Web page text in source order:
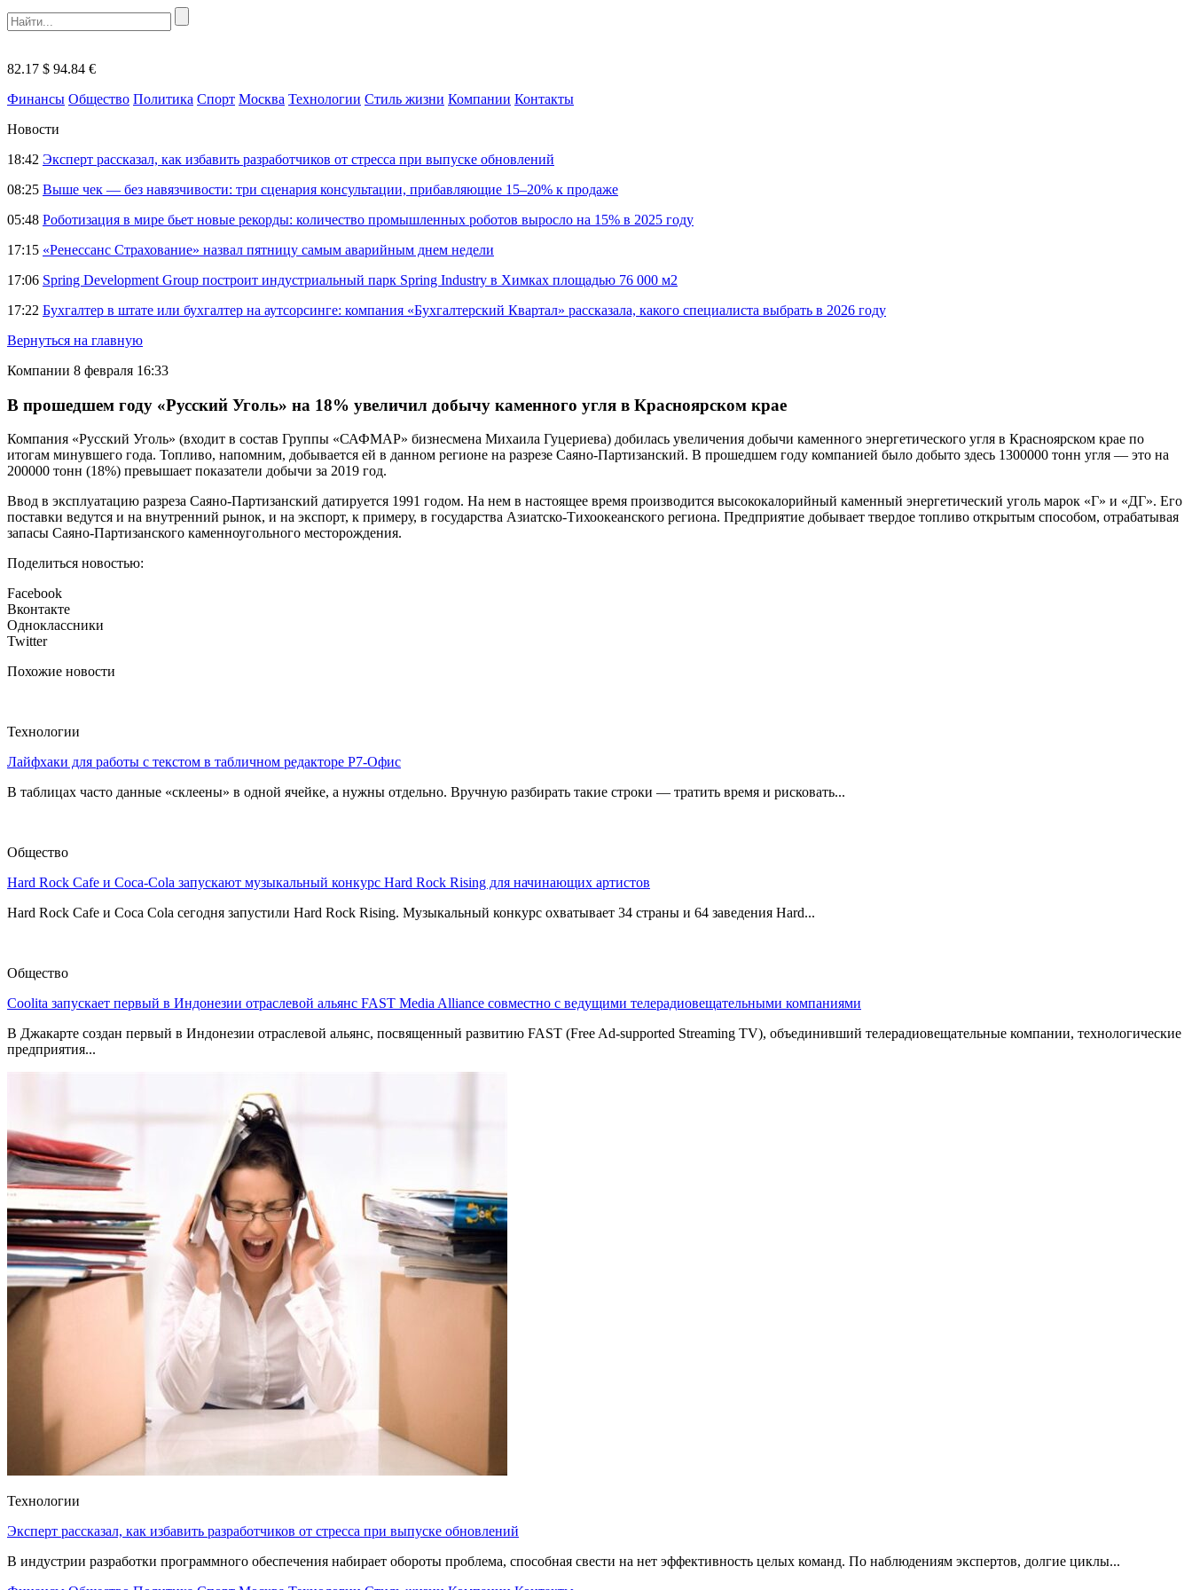
82.17 $ 94.84 €
Финансы Общество Политика Спорт Москва Технологии Стиль жизни Компании Контакты
Новости
18:42 Эксперт рассказал, как избавить разработчиков от стресса при выпуске обновлений
08:25 Выше чек — без навязчивости: три сценария консультации, прибавляющие 15–20% к продаже
05:48 Роботизация в мире бьет новые рекорды: количество промышленных роботов выросло на 15% в 2025 году
17:15 «Ренессанс Страхование» назвал пятницу самым аварийным днем недели
17:06 Spring Development Group построит индустриальный парк Spring Industry в Химках площадью 76 000 м2
17:22 Бухгалтер в штате или бухгалтер на аутсорсинге: компания «Бухгалтерский Квартал» рассказала, какого специалиста выбрать в 2026 году
Вернуться на главную
Компании 8 февраля 16:33
В прошедшем году «Русский Уголь» на 18% увеличил добычу каменного угля в Красноярском крае
Компания «Русский Уголь» (входит в состав Группы «САФМАР» бизнесмена Михаила Гуцериева) добилась увеличения добычи каменного энергетического угля в Красноярском крае по
итогам минувшего года. Топливо, напомним, добывается ей в данном регионе на разрезе Саяно-Партизанский. В прошедшем году компанией было добыто здесь 1300000 тонн угля — это на
200000 тонн (18%) превышает показатели добычи за 2019 год.
Ввод в эксплуатацию разреза Саяно-Партизанский датируется 1991 годом. На нем в настоящее время производится высококалорийный каменный энергетический уголь марок «Г» и «ДГ». Его
поставки ведутся и на внутренний рынок, и на экспорт, к примеру, в государства Азиатско-Тихоокеанского региона. Предприятие добывает твердое топливо открытым способом, отрабатывая
запасы Саяно-Партизанского каменноугольного месторождения.
Поделиться новостью:
Facebook
Вконтакте
Одноклассники
Twitter
Похожие новости
Технологии
Лайфхаки для работы с текстом в табличном редакторе Р7-Офис
В таблицах часто данные «склеены» в одной ячейке, а нужны отдельно. Вручную разбирать такие строки — тратить время и рисковать...
Общество
Hard Rock Cafe и Coca-Cola запускают музыкальный конкурс Hard Rock Rising для начинающих артистов
Hard Rock Cafe и Coca Cola сегодня запустили Hard Rock Rising. Музыкальный конкурс охватывает 34 страны и 64 заведения Hard...
Общество
Coolita запускает первый в Индонезии отраслевой альянс FAST Media Alliance совместно с ведущими телерадиовещательными компаниями
В Джакарте создан первый в Индонезии отраслевой альянс, посвященный развитию FAST (Free Ad-supported Streaming TV), объединивший телерадиовещательные компании, технологические
предприятия...
Технологии
Эксперт рассказал, как избавить разработчиков от стресса при выпуске обновлений
В индустрии разработки программного обеспечения набирает обороты проблема, способная свести на нет эффективность целых команд. По наблюдениям экспертов, долгие циклы...